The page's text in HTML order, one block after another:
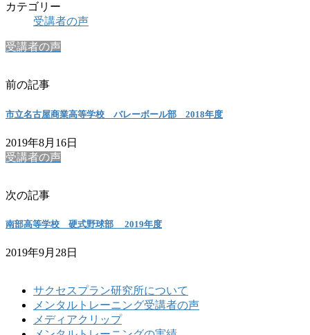
カテゴリー
受講者の声
受講者の声
前の記事
市立名古屋商業高等学校 バレーボール部 2018年度
2019年8月16日
受講者の声
次の記事
南部高等学校 硬式野球部 2019年度
2019年9月28日
サクセスプラン研究所について
メンタルトレーニング受講者の声
メディアクリップ